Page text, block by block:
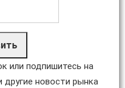
или подпишитесь на
другие новости рынка